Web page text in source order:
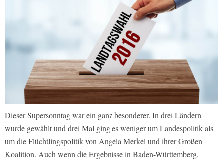
Dieser Supersonntag war ein ganz besonderer. In drei Ländern
wurde gewählt und drei Mal ging es weniger um Landespolitik als
um die Flüchtlingspolitik von Angela Merkel und ihrer Großen
Koalition. Auch wenn die Ergebnisse in Baden-Württemberg,